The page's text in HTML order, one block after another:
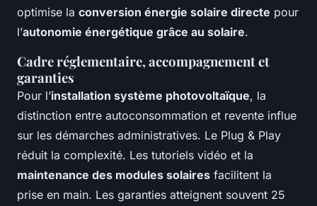
optimise la conversion énergie solaire directe pour
l’autonomie énergétique grâce au solaire.
Cadre réglementaire, accompagnement et
garanties
Pour l’installation système photovoltaïque, la
distinction entre autoconsommation et revente influe
sur les démarches administratives. Le Plug & Play
réduit la complexité. Les tutoriels vidéo et la
maintenance des modules solaires facilitent la
prise en main. Les garanties atteignent souvent 25